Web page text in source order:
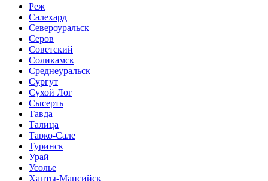
Реж
Салехард
Североуральск
Серов
Советский
Соликамск
Среднеуральск
Сургут
Сухой Лог
Сысерть
Тавда
Талица
Тарко-Сале
Туринск
Урай
Усолье
Ханты-Мансийск